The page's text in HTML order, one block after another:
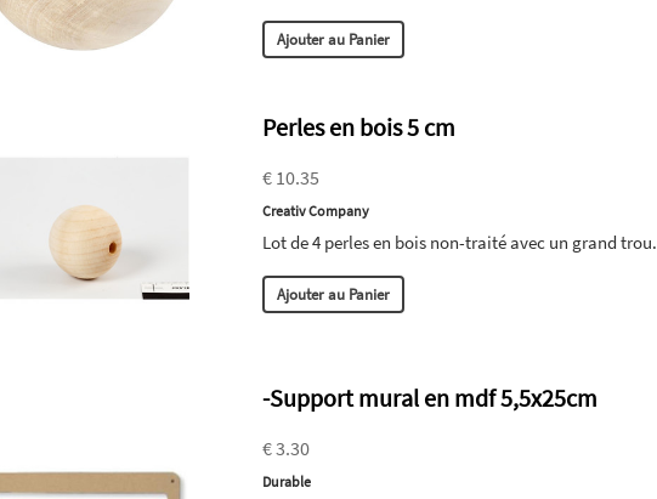
Ajouter au Panier
Perles en bois 5 cm
€ 10.35
Creativ Company
Lot de 4 perles en bois non-traité avec un grand trou.
Ajouter au Panier
-Support mural en mdf 5,5x25cm
€ 3.30
Durable